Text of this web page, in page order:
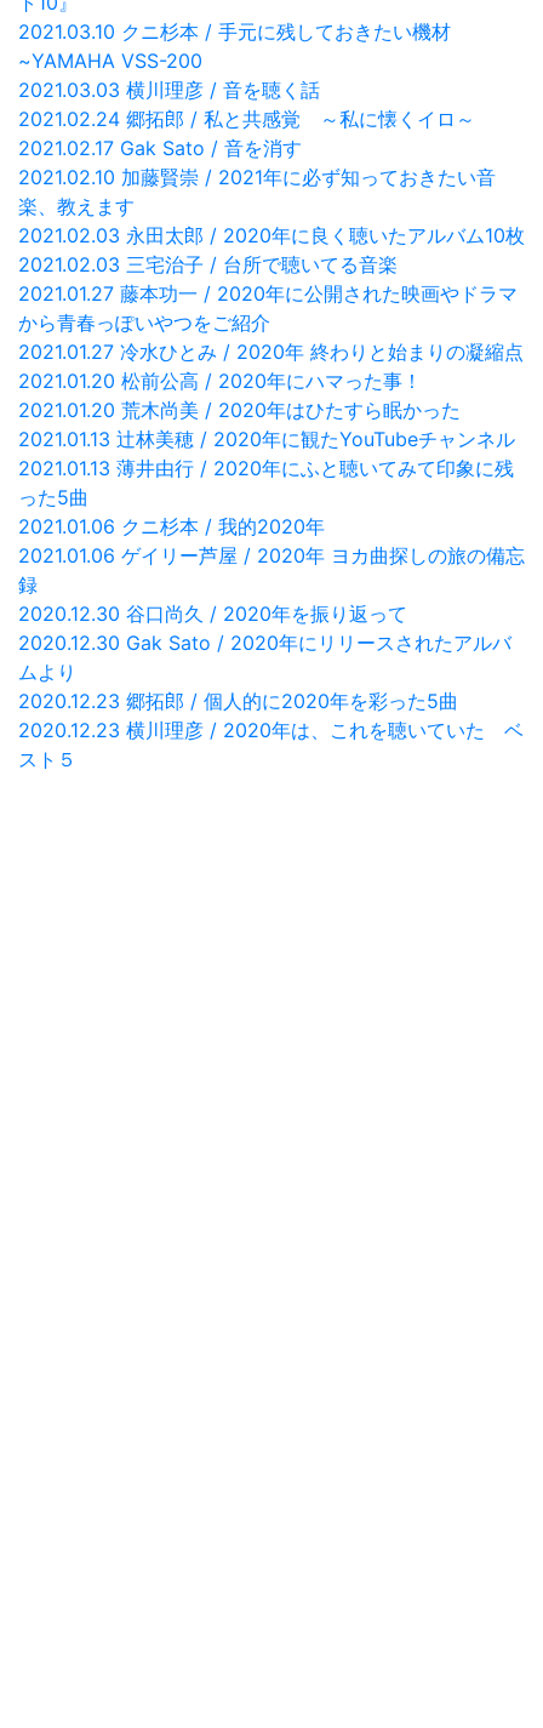
2021.03.10 クニ杉本 / 手元に残しておきたい機材
~YAMAHA VSS-200
2021.03.03 横川理彦 / 音を聴く話
2021.02.24 郷拓郎 / 私と共感覚 ～私に懐くイロ～
2021.02.17 Gak Sato / 音を消す
2021.02.10 加藤賢崇 / 2021年に必ず知っておきたい音
楽、教えます
2021.02.03 永田太郎 / 2020年に良く聴いたアルバム10枚
2021.02.03 三宅治子 / 台所で聴いてる音楽
2021.01.27 藤本功一 / 2020年に公開された映画やドラマ
から青春っぽいやつをご紹介
2021.01.27 冷水ひとみ / 2020年 終わりと始まりの凝縮点
2021.01.20 松前公高 / 2020年にハマった事！
2021.01.20 荒木尚美 / 2020年はひたすら眠かった
2021.01.13 辻林美穂 / 2020年に観たYouTubeチャンネル
2021.01.13 薄井由行 / 2020年にふと聴いてみて印象に残
った5曲
2021.01.06 クニ杉本 / 我的2020年
2021.01.06 ゲイリー芦屋 / 2020年 ヨカ曲探しの旅の備忘
録
2020.12.30 谷口尚久 / 2020年を振り返って
2020.12.30 Gak Sato / 2020年にリリースされたアルバ
ムより
2020.12.23 郷拓郎 / 個人的に2020年を彩った5曲
2020.12.23 横川理彦 / 2020年は、これを聴いていた ベ
スト５